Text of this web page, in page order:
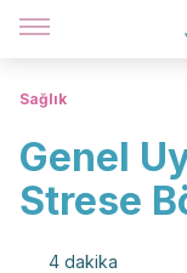
Sağlık
Genel
Strese
4 dakika